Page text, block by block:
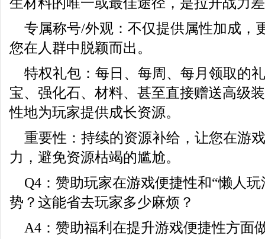
专属称号/外观：不仅提供属性加成，
您在人群中脱颖而出。
特权礼包：每日、每周、每月领取的
宝、强化石、材料、甚至直接赠送高级
性地为玩家提供成长资源。
重要性：持续的资源补给，让您在游
力，避免资源枯竭的尴尬。
Q4：赞助玩家在游戏便捷性和“懒人
势？这能省去玩家多少麻烦？
A4：赞助福利在提升游戏便捷性方面